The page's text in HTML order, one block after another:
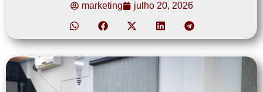
marketing julho 20, 2026